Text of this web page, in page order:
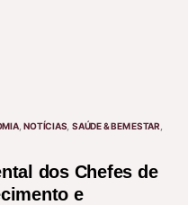
NOTÍCIAS SAÚDE & BEM ESTAR
dos Chefes de
e